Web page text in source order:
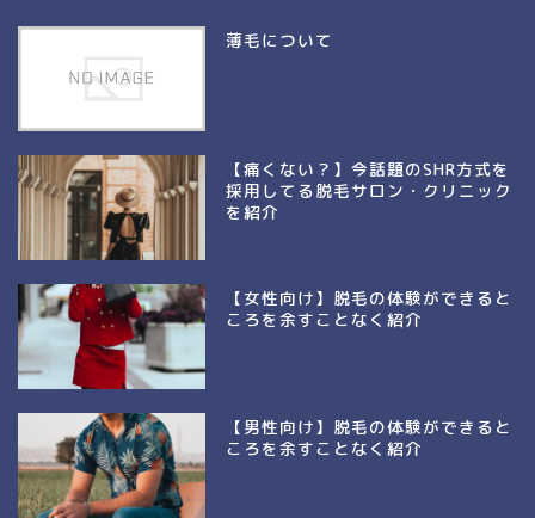
薄毛について
【痛くない？】今話題のSHR方式を
採用してる脱毛サロン・クリニック
を紹介
【女性向け】脱毛の体験ができると
ころを余すことなく紹介
【男性向け】脱毛の体験ができると
ころを余すことなく紹介